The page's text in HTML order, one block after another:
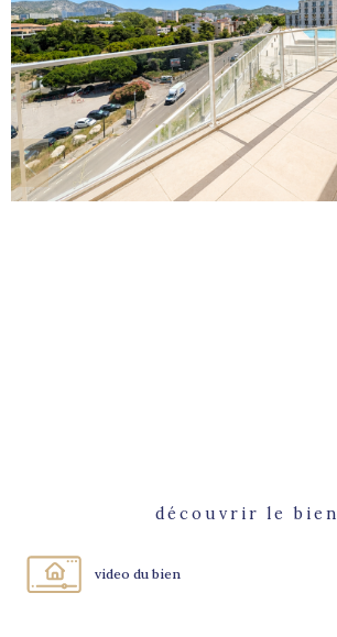
découvrir le bien
video du bien